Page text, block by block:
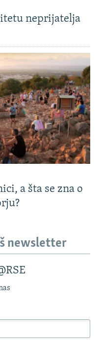
neprijatelja
a šta se zna o
newsletter